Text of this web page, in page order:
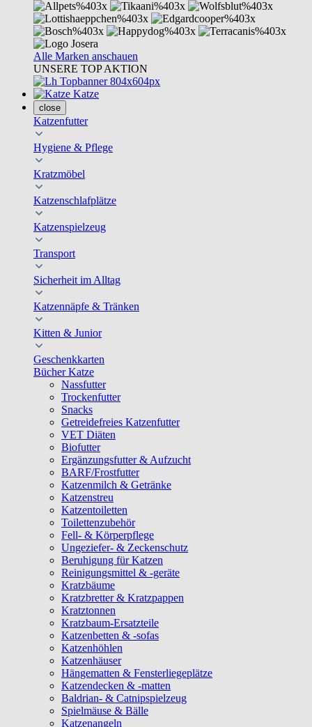
Alle Marken anschauen
UNSERE TOP AKTION
Katze
close
Katzenfutter
Hygiene & Pflege
Kratzmöbel
Katzenschlafplätze
Katzenspielzeug
Transport
Sicherheit im Alltag
Katzennäpfe & Tränken
Kitten & Junior
Geschenkkarten
Bücher Katze
Nassfutter
Trockenfutter
Snacks
Getreidefreies Katzenfutter
VET Diäten
Biofutter
Ergänzungsfutter & Aufzucht
BARF/Frostfutter
Katzenmilch & Getränke
Katzenstreu
Katzentoiletten
Toilettenzubehör
Fell- & Körperpflege
Ungeziefer- & Zeckenschutz
Beruhigung für Katzen
Reinigungsmittel & -geräte
Kratzbäume
Kratzbretter & Kratzpappen
Kratztonnen
Kratzbaum-Ersatzteile
Katzenbetten & -sofas
Katzenhöhlen
Katzenhäuser
Hängematten & Fensterliegeplätze
Katzendecken & -matten
Baldrian- & Catnipspielzeug
Spielmäuse & Bälle
Katzenangeln